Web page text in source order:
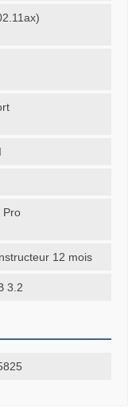
Pro
12 mois
3.2